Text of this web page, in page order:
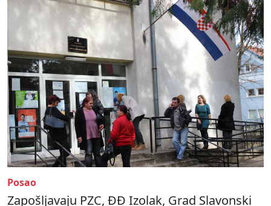
Posao
Zapošljavaju PZC, ĐĐ Izolak, Grad Slavonski